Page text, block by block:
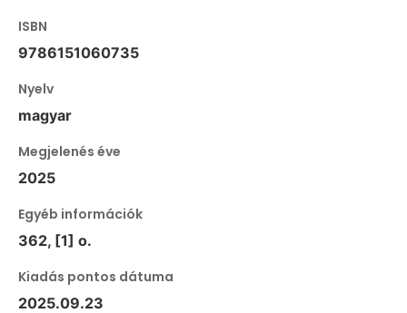
ISBN
9786151060735
Nyelv
magyar
Megjelenés éve
2025
Egyéb információk
362, [1] o.
Kiadás pontos dátuma
2025.09.23